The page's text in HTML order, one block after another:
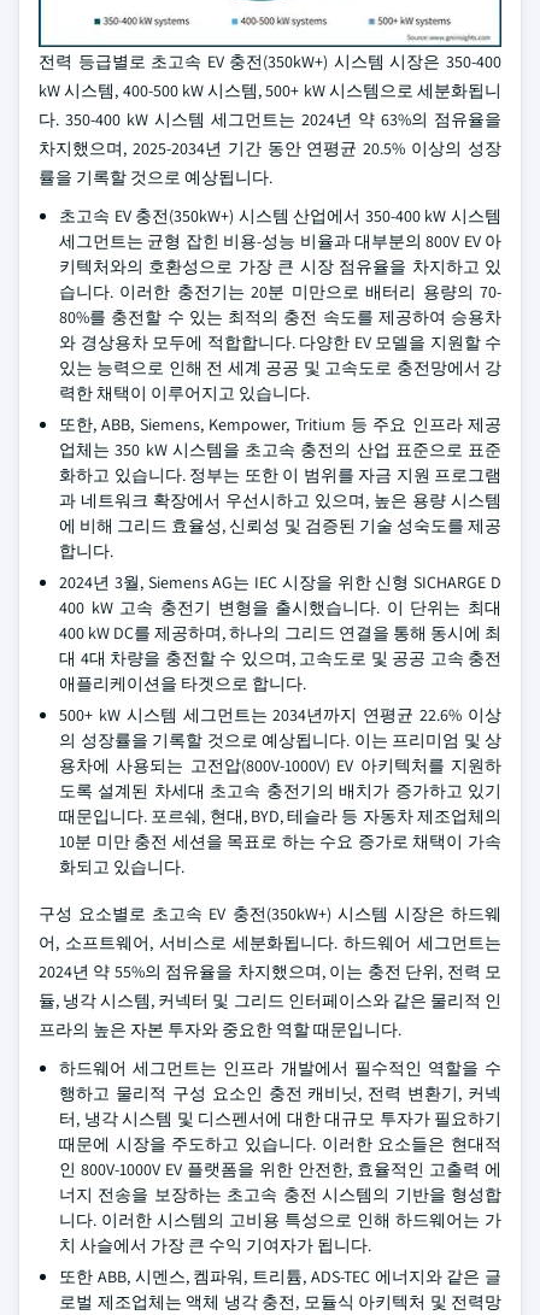
전력 등급별로 초고속 EV 충전(350kW+) 시스템 시장은 350-400
kW 시스템, 400-500 kW 시스템, 500+ kW 시스템으로 세분화됩니
다. 350-400 kW 시스템 세그먼트는 2024년 약 63%의 점유율을
차지했으며, 2025-2034년 기간 동안 연평균 20.5% 이상의 성장
률을 기록할 것으로 예상됩니다.
초고속 EV 충전(350kW+) 시스템 산업에서 350-400 kW 시스템
세그먼트는 균형 잡힌 비용-성능 비율과 대부분의 800V EV 아
키텍처와의 호환성으로 가장 큰 시장 점유율을 차지하고 있
습니다. 이러한 충전기는 20분 미만으로 배터리 용량의 70-
80%를 충전할 수 있는 최적의 충전 속도를 제공하여 승용차
와 경상용차 모두에 적합합니다. 다양한 EV 모델을 지원할 수
있는 능력으로 인해 전 세계 공공 및 고속도로 충전망에서 강
력한 채택이 이루어지고 있습니다.
또한, ABB, Siemens, Kempower, Tritium 등 주요 인프라 제공
업체는 350 kW 시스템을 초고속 충전의 산업 표준으로 표준
화하고 있습니다. 정부는 또한 이 범위를 자금 지원 프로그램
과 네트워크 확장에서 우선시하고 있으며, 높은 용량 시스템
에 비해 그리드 효율성, 신뢰성 및 검증된 기술 성숙도를 제공
합니다.
2024년 3월, Siemens AG는 IEC 시장을 위한 신형 SICHARGE D
400 kW 고속 충전기 변형을 출시했습니다. 이 단위는 최대
400 kW DC를 제공하며, 하나의 그리드 연결을 통해 동시에 최
대 4대 차량을 충전할 수 있으며, 고속도로 및 공공 고속 충전
애플리케이션을 타겟으로 합니다.
500+ kW 시스템 세그먼트는 2034년까지 연평균 22.6% 이상
의 성장률을 기록할 것으로 예상됩니다. 이는 프리미엄 및 상
용차에 사용되는 고전압(800V-1000V) EV 아키텍처를 지원하
도록 설계된 차세대 초고속 충전기의 배치가 증가하고 있기
때문입니다. 포르쉐, 현대, BYD, 테슬라 등 자동차 제조업체의
10분 미만 충전 세션을 목표로 하는 수요 증가로 채택이 가속
화되고 있습니다.
구성 요소별로 초고속 EV 충전(350kW+) 시스템 시장은 하드웨
어, 소프트웨어, 서비스로 세분화됩니다. 하드웨어 세그먼트는
2024년 약 55%의 점유율을 차지했으며, 이는 충전 단위, 전력 모
듈, 냉각 시스템, 커넥터 및 그리드 인터페이스와 같은 물리적 인
프라의 높은 자본 투자와 중요한 역할 때문입니다.
하드웨어 세그먼트는 인프라 개발에서 필수적인 역할을 수
행하고 물리적 구성 요소인 충전 캐비닛, 전력 변환기, 커넥
터, 냉각 시스템 및 디스펜서에 대한 대규모 투자가 필요하기
때문에 시장을 주도하고 있습니다. 이러한 요소들은 현대적
인 800V-1000V EV 플랫폼을 위한 안전한, 효율적인 고출력 에
너지 전송을 보장하는 초고속 충전 시스템의 기반을 형성합
니다. 이러한 시스템의 고비용 특성으로 인해 하드웨어는 가
치 사슬에서 가장 큰 수익 기여자가 됩니다.
또한 ABB, 시멘스, 켐파워, 트리튬, ADS-TEC 에너지와 같은 글
로벌 제조업체는 액체 냉각 충전, 모듈식 아키텍처 및 전력망